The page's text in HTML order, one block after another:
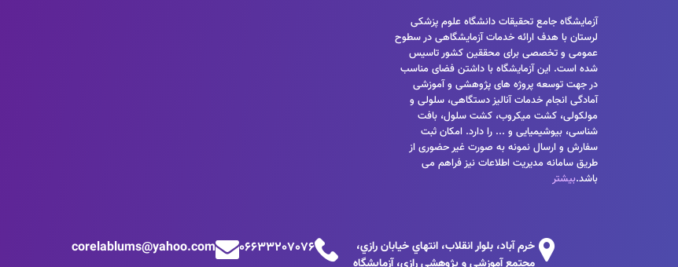
آزمایشگاه جامع تحقیقات دانشگاه علوم پزشکی
لرستان با هدف ارائه خدمات آزمایشگاهی در سطوح
عمومی و تخصصی برای محققین کشور تاسیس
شده است. این آزمایشگاه با داشتن فضای مناسب
در جهت توسعه پروژه های پژوهشی و آموزشی
آمادگی انجام خدمات آنالیز دستگاهی، سلولی و
مولکولی، کشت میکروب، کشت سلول، بافت
شناسی، بیوشیمیایی و ... را دارد. امکان ثبت
سفارش و ارسال نمونه به صورت غیر حضوری از
طریق سامانه مدیریت اطلاعات نیز فراهم می
باشد.بیشتر
خرم آباد، بلوار انقلاب، انتهاي خيابان رازي،
06633207076
corelablums@yahoo.com